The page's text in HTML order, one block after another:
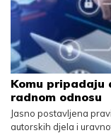
Komu pripadaju
radnom odnosu
Jasno postavljena
autorskih djela i